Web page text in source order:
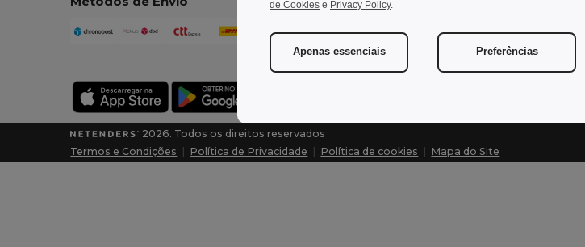
2026. Todos os direitos reservados
Termos e Condições
Política de Privacidade Política de cookies Mapa do Site
de Cookies e Privacy Policy.
Apenas essenciais Preferências